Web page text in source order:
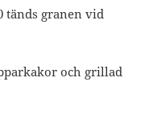
tänds granen vid
och grillad